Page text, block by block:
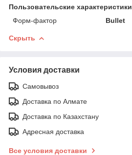
Пользовательские характеристики
Форм-фактор
Bullet
Скрыть
Условия доставки
Самовывоз
Доставка по Алмате
Доставка по Казахстану
Адресная доставка
Все условия доставки